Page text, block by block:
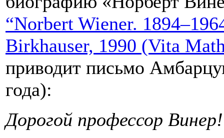
“Norbert Wiener.
Birkhauser, 1990 (Vita
приводит письмо
года):
Дорогой профессор Винер!